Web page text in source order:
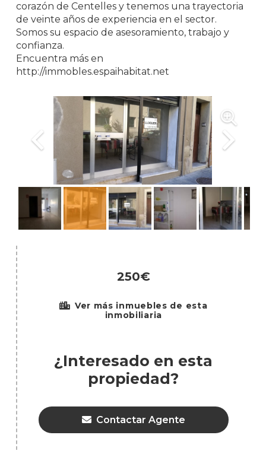
corazón de Centelles y tenemos una trayectoria
de veinte años de experiencia en el sector.
Somos su espacio de asesoramiento, trabajo y
confianza.
Encuentra más en
http://immobles.espaihabitat.net
250€
Ver más inmuebles de esta
inmobiliaria
¿Interesado en esta
propiedad?
Contactar Agente